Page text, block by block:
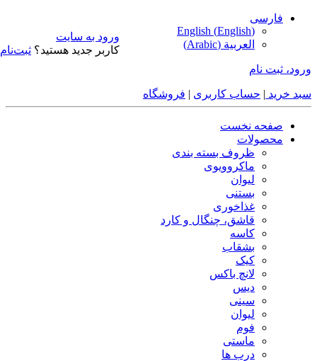
فارسی
English (English)
العربية (
Arabic
)
ورود، ثبت نام
سبد خرید | حساب کاربری | فروشگاه
صفحه نخست
محصولات
ظروف بسته بندی
ماکروویوی
لیوان
بستنی
غذاخوری
قاشق، چنگال و کارد
کاسه
بشقاب
کیک
لانچ باکس
دیس
سینی
لیوان
فوم
ماستی
درب ها
ورود به سایت
کاربر جدید هستید؟ ثبت‌نام